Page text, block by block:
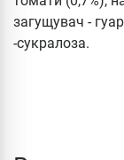
загущувач -
-сукралоза.